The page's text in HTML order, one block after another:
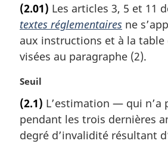
n
a
e
:
t
e
m
r
g
n
a
l
e
(2.01) Les articles 3, 5 et 11
textes réglementaires ne
aux instructions et à la table
visées au paragraphe (2).
N
t
e
m
Seuil
(2.1) L’estimation — qui n’a
pendant les trois dernières
degré d’invalidité résultant